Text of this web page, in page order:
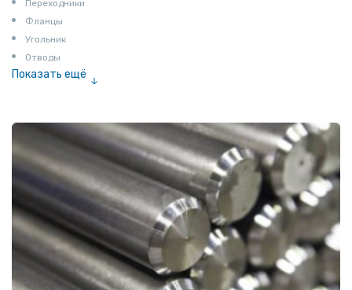
Переходники
Фланцы
Угольник
Отводы
Показать ещё
Соединение «американка»
Штуцеры
Сгоны
Удлинители для труб
Крестовины
Контргайки